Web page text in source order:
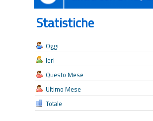
Statistiche
Oggi
Ieri
Questo Mese
Ultimo Mese
Totale